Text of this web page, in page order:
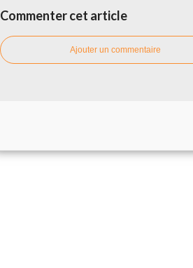
Commenter cet article
Ajouter un commentaire